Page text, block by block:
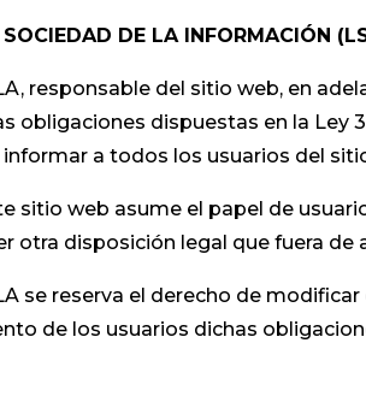
DE LA INFORMACIÓN
responsable del sitio web, en
obligaciones dispuestas en la Ley
informar a todos los usuarios del
sitio web asume el papel de
otra disposición legal que fuera de
se reserva el derecho de
de los usuarios dichas